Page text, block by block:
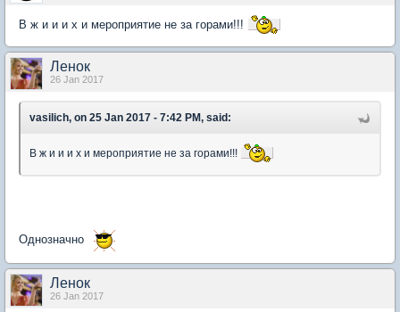
В ж и и и х и мероприятие не за горами!!!
Ленок
26 Jan 2017
vasilich, on 25 Jan 2017 - 7:42 PM, said:
В ж и и и х и мероприятие не за горами!!!
Однозначно
Ленок
26 Jan 2017